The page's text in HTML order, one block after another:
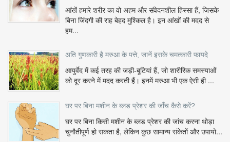
आंखें हमारे शरीर का वो अहम और संवेदनशील हिस्सा हैं, जिसके
बिना जिंदगी की राह बेहद मुश्किल है। इन आंखों की मदद से
हम...
अति गुणकारी है मरुआ के पत्ते, जानें इसके चमत्कारी फायदे
आयुर्वेद में कई तरह की जड़ी-बूटियां हैं, जो शारीरिक समस्याओं
को दूर करने में मदद करती हैं। इनमें मरुआ भी एक ऐसी ही ...
घर पर बिना मशीन के ब्लड प्रेशर की जाँच कैसे करें?
घर पर बिना किसी मशीन के ब्लड प्रेशर की जांच करना थोड़ा
चुनौतीपूर्ण हो सकता है, लेकिन कुछ सामान्य संकेतों और उपायो...